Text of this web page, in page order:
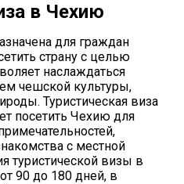
в Чехию
для граждан
страну с целью
наслаждаться
чешской культуры,
Туристическая виза
посетить Чехию для
с местной
туристической визы в
90 до 180 дней, в